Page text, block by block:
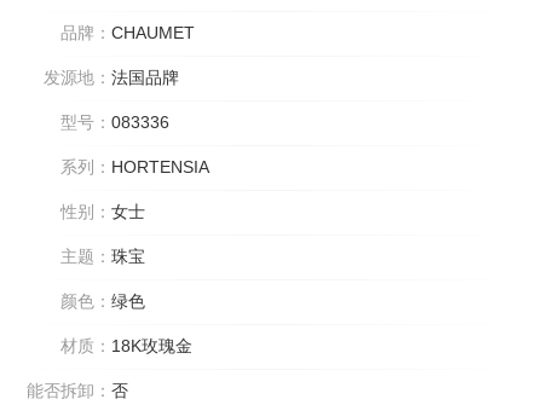
品牌： CHAUMET
发源地： 法国品牌
型号： 083336
系列： HORTENSIA
性别： 女士
主题： 珠宝
颜色： 绿色
材质： 18K玫瑰金
能否拆卸： 否